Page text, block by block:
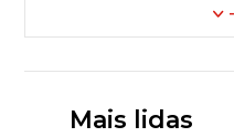
Mais lidas